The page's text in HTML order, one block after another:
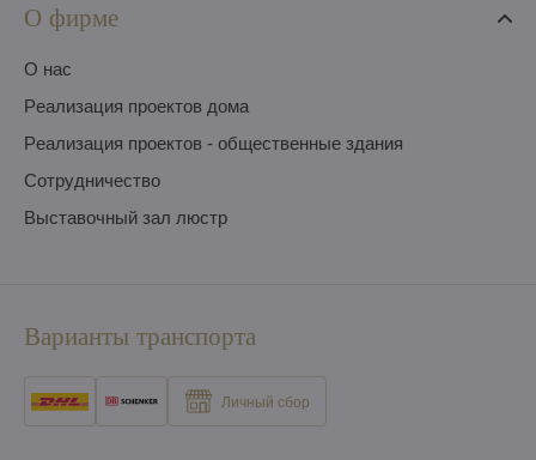
О фирме
O нас
Pеализация проектов дома
Pеализация проектов - общественные здания
Сотрудничество
Выставочный зал люстр
Варианты транспорта
Личный сбор